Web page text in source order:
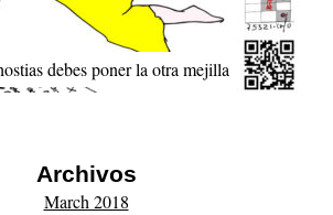
debes poner la otra mejilla
Archivos
March 2018